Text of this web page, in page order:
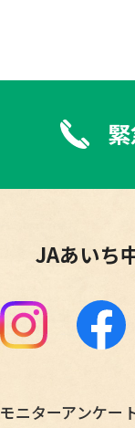
JAあいち
モニターアンケー